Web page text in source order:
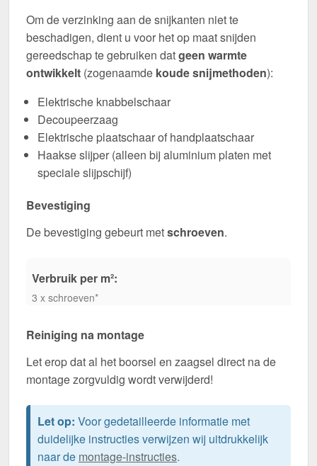
Om de verzinking aan de snijkanten niet te
beschadigen, dient u voor het op maat snijden
gereedschap te gebruiken datgeen warmte
ontwikkelt (zogenaamde koude snijmethoden):
Elektrische knabbelschaar
Decoupeerzaag
Elektrische plaatschaar of handplaatschaar
Haakse slijper (alleen bij aluminium platen met
speciale slijpschijf)
Bevestiging
De bevestiging gebeurt metschroeven.
Verbruik per m²:
3 x schroeven*
Reiniging na montage
Let erop dat al het boorsel en zaagsel direct na de
montage zorgvuldig wordt verwijderd!
Let op: Voor gedetailleerde informatie met
duidelijke instructies verwijzen wij uitdrukkelijk
naar de montage-instructies.